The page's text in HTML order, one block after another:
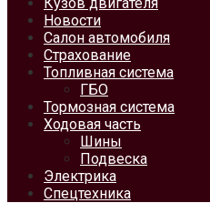
Новости
Салон автомобиля
Страхование
Топливная система
ГБО
Тормозная система
Ходовая часть
Шины
Подвеска
Электрика
Спецтехника